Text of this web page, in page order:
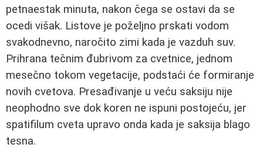
petnaestak minuta, nakon čega se ostavi da se
ocedi višak. Listove je poželjno prskati vodom
svakodnevno, naročito zimi kada je vazduh suv.
Prihrana tečnim đubrivom za cvetnice, jednom
mesečno tokom vegetacije, podstaći će formiranje
novih cvetova. Presađivanje u veću saksiju nije
neophodno sve dok koren ne ispuni postojeću, jer
spatifilum cveta upravo onda kada je saksija blago
tesna.